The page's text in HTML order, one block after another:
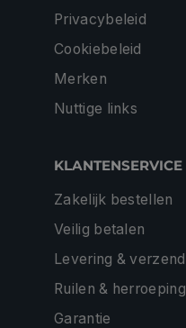
Privacybeleid
Cookiebeleid
Merken
Nuttige links
KLANTENSERVICE
Zakelijk bestellen
Veilig betalen
Levering &
Ruilen &
Garantie